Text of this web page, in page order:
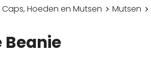
Caps, Hoeden en Mutsen Mutsen